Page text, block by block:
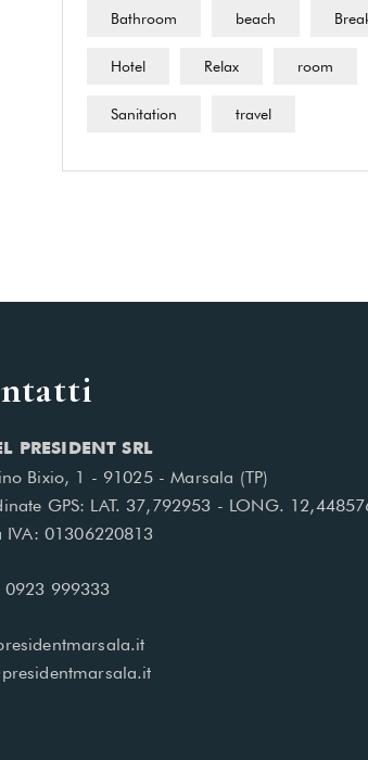
Bathroom beach
Hotel Relax room
Sanitation travel
PRESIDENT SRL
Bixio, 1 - 91025 - Marsala (TP)
GPS: LAT. 37,792953 - LONG.
IVA: 01306220813
999333